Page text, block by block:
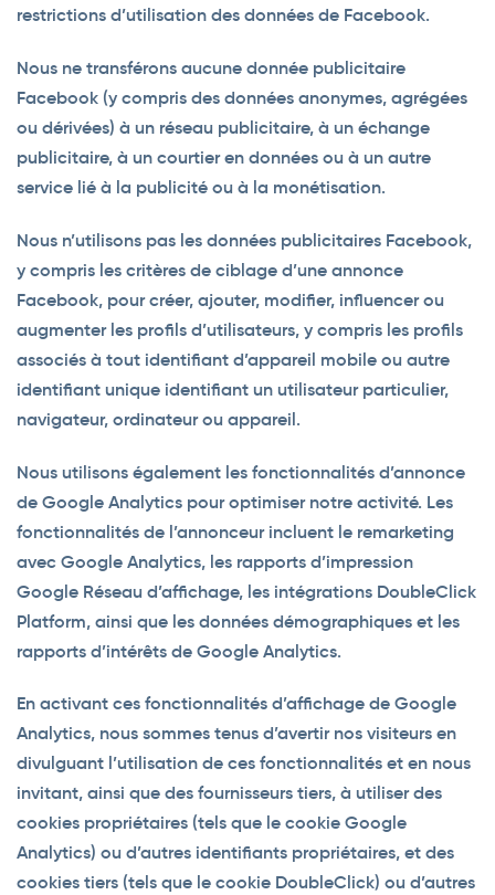
restrictions d’utilisation des données de Facebook.
Nous ne transférons aucune donnée publicitaire
Facebook (y compris des données anonymes, agrégées
ou dérivées) à un réseau publicitaire, à un échange
publicitaire, à un courtier en données ou à un autre
service lié à la publicité ou à la monétisation.
Nous n’utilisons pas les données publicitaires Facebook,
y compris les critères de ciblage d’une annonce
Facebook, pour créer, ajouter, modifier, influencer ou
augmenter les profils d’utilisateurs, y compris les profils
associés à tout identifiant d’appareil mobile ou autre
identifiant unique identifiant un utilisateur particulier,
navigateur, ordinateur ou appareil.
Nous utilisons également les fonctionnalités d’annonce
de Google Analytics pour optimiser notre activité. Les
fonctionnalités de l’annonceur incluent le remarketing
avec Google Analytics, les rapports d’impression
Google Réseau d’affichage, les intégrations DoubleClick
Platform, ainsi que les données démographiques et les
rapports d’intérêts de Google Analytics.
En activant ces fonctionnalités d’affichage de Google
Analytics, nous sommes tenus d’avertir nos visiteurs en
divulguant l’utilisation de ces fonctionnalités et en nous
invitant, ainsi que des fournisseurs tiers, à utiliser des
cookies propriétaires (tels que le cookie Google
Analytics) ou d’autres identifiants propriétaires, et des
cookies tiers (tels que le cookie DoubleClick) ou d’autres